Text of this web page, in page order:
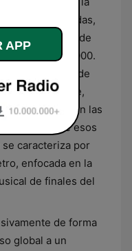
épocas pasadas,
en los éxitos de
de los 2000.
continua de
música dance,
notoriedad en las
durante esos
caracteriza por
enfocada en la
de finales del
de forma
global a un
APP